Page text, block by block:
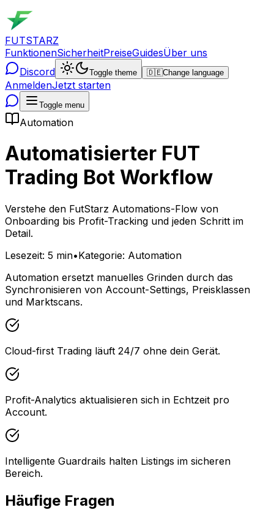
FUTSTARZ
FunktionenSicherheitPreiseGuidesÜber uns
Discord
Toggle theme 🇩🇪Change language
AnmeldenJetzt starten
Toggle menu
Automation
Automatisierter FUT
Trading Bot Workflow
Verstehe den FutStarz Automations-Flow von
Onboarding bis Profit-Tracking und jeden Schritt im
Detail.
Lesezeit: 5 min•Kategorie: Automation
Automation ersetzt manuelles Grinden durch das
Synchronisieren von Account-Settings, Preisklassen
und Marktscans.
Cloud-first Trading läuft 24/7 ohne dein Gerät.
Profit-Analytics aktualisieren sich in Echtzeit pro
Account.
Intelligente Guardrails halten Listings im sicheren
Bereich.
Häufige Fragen